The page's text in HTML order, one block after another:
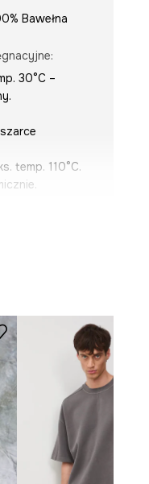
Bawełna
:
30°C –
temp. 110°C.
57 cm
rozmiaru
186 cm
rozmiar M.